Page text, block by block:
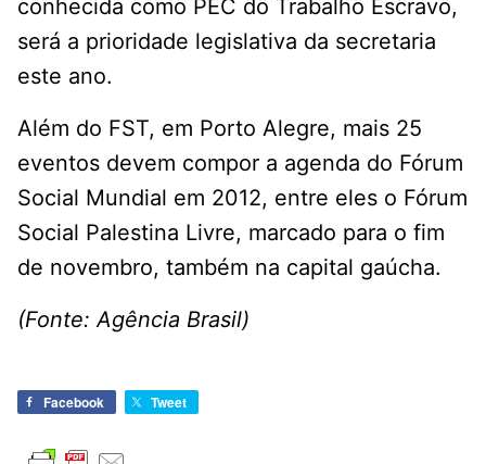
conhecida como PEC do Trabalho Escravo,
será a prioridade legislativa da secretaria
este ano.
Além do FST, em Porto Alegre, mais 25
eventos devem compor a agenda do Fórum
Social Mundial em 2012, entre eles o Fórum
Social Palestina Livre, marcado para o fim
de novembro, também na capital gaúcha.
(Fonte: Agência Brasil)
Facebook Tweet